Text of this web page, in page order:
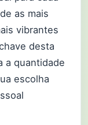
as mais
vibrantes
desta
a quantidade
escolha